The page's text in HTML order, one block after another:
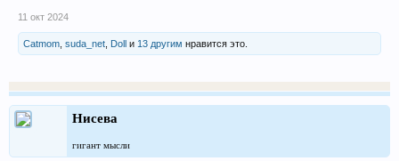
11 окт 2024
Catmom suda_net Doll и 13 другим нравится это.
Нисева
гигант мысли